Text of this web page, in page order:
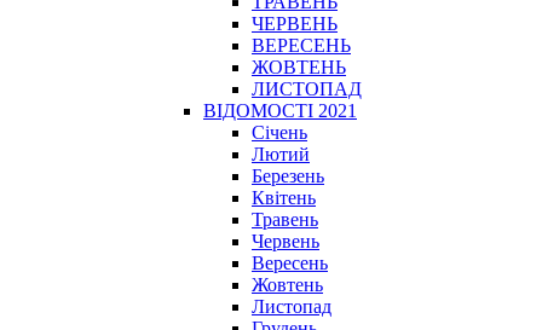
ЧЕРВЕНЬ
ВЕРЕСЕНЬ
ЖОВТЕНЬ
ЛИСТОПАД
ВІДОМОСТІ 2021
Січень
Лютий
Березень
Квітень
Травень
Червень
Вересень
Жовтень
Листопад